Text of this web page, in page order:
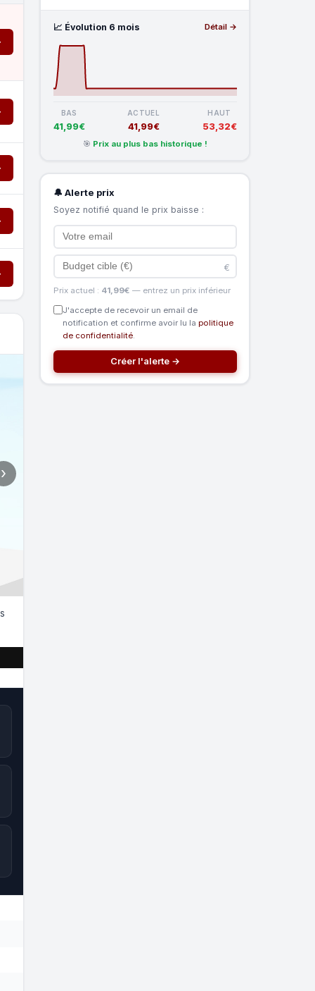
›
📈 Évolution 6 mois Détail →
BAS
41,99€
ACTUEL
41,99€
HAUT
53,32€
🎯 Prix au plus bas historique !
🔔 Alerte prix
Soyez notifié quand le prix baisse :
€
Prix actuel : 41,99€ — entrez un prix inférieur
J'accepte de recevoir un email de
notification et confirme avoir lu la politique
de confidentialité.
Créer l'alerte →